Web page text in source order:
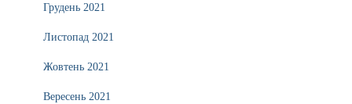
Грудень 2021
Листопад 2021
Жовтень 2021
Вересень 2021